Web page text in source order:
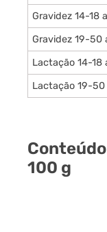
Gravidez 14-18
Gravidez 19-50
Lactação 14-18
Lactação 19-50
100 g